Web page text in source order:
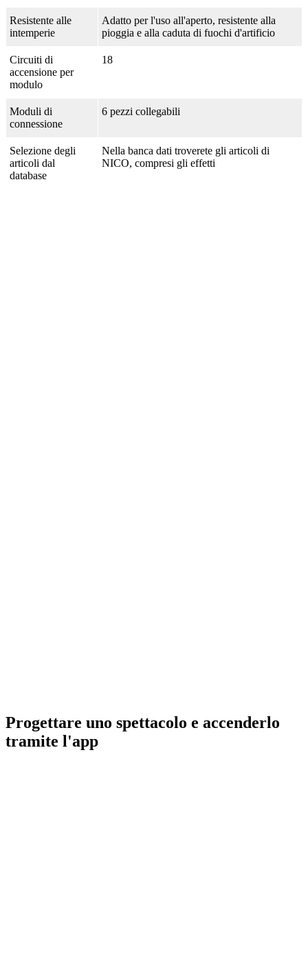
Resistente alle
intemperie
Adatto per l'uso all'aperto, resistente alla
pioggia e alla caduta di fuochi d'artificio
Circuiti di
accensione per
modulo
18
Moduli di
connessione
6 pezzi collegabili
Selezione degli
articoli dal
database
Nella banca dati troverete gli articoli di
NICO, compresi gli effetti
Progettare uno spettacolo e accenderlo
tramite l'app